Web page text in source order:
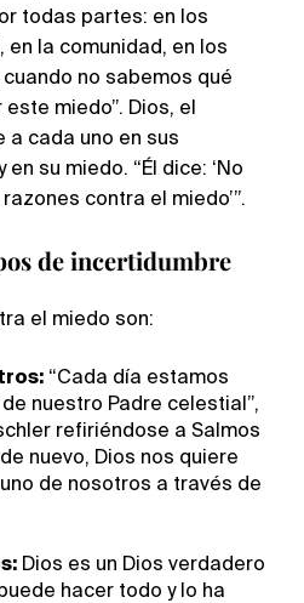
todas partes: en los
la comunidad, en los
no sabemos qué
miedo”. Dios, el
a cada uno en sus
su miedo. “Él dice: ‘No
contra el miedo’”.
de incertidumbre
el miedo son:
“Cada día estamos
nuestro Padre celestial”,
refiriéndose a Salmos
nuevo, Dios nos quiere
de nosotros a través de
Dios es un Dios verdadero
hacer todo y lo ha